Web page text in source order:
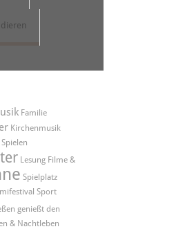
Familie
Kirchenmusik
Spielen
Lesung Filme &
Spielplatz
Sport
genießt den
& Nachtleben